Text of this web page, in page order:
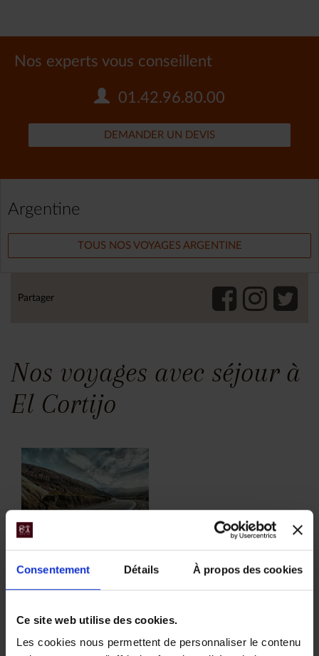
Consentement Détails À propos des cookies
Ce site web utilise des cookies.
Les cookies nous permettent de personnaliser le contenu
Nos experts vous conseillent
01.42.96.80.00
DEMANDER UN DEVIS
Argentine
TOUS NOS VOYAGES ARGENTINE
Partager
Nos voyages avec séjour à
El Cortijo
Autotour en
Argentine, le